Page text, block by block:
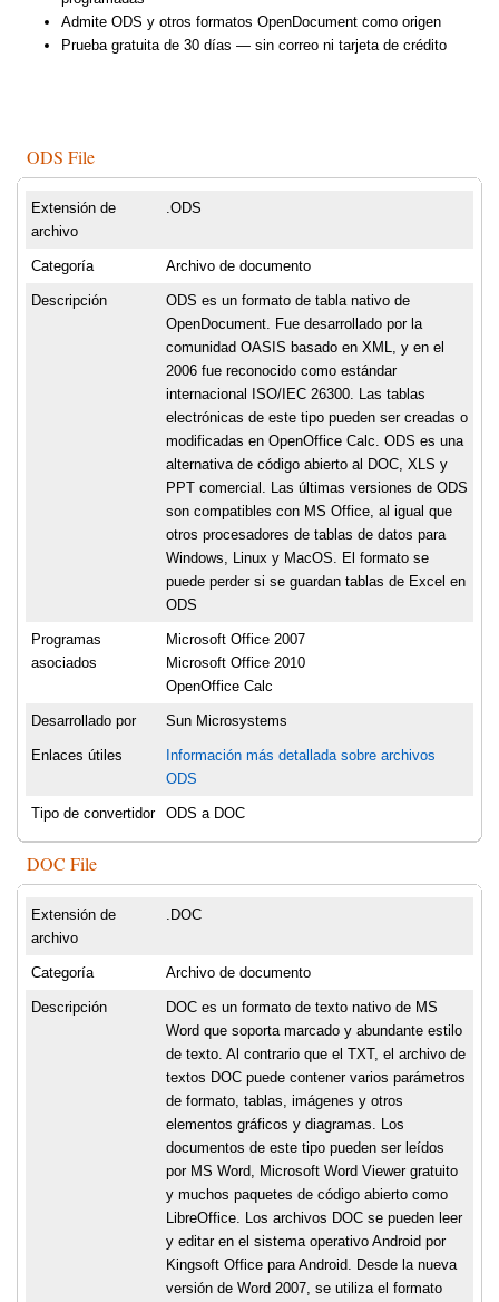
Admite ODS y otros formatos OpenDocument como origen
Prueba gratuita de 30 días — sin correo ni tarjeta de crédito
ODS File
Extensión de
archivo
.ODS
Categoría Archivo de documento
Descripción
ODS es un formato de tabla nativo de
OpenDocument. Fue desarrollado por la
comunidad OASIS basado en XML, y en el
2006 fue reconocido como estándar
internacional ISO/IEC 26300. Las tablas
electrónicas de este tipo pueden ser creadas o
modificadas en OpenOffice Calc. ODS es una
alternativa de código abierto al DOC, XLS y
PPT comercial. Las últimas versiones de ODS
son compatibles con MS Office, al igual que
otros procesadores de tablas de datos para
Windows, Linux y MacOS. El formato se
puede perder si se guardan tablas de Excel en
ODS
Programas
asociados
Microsoft Office 2007
Microsoft Office 2010
OpenOffice Calc
Desarrollado por Sun Microsystems
Enlaces útiles
Información más detallada sobre archivos
ODS
Tipo de convertidor ODS a DOC
DOC File
Extensión de
archivo
.DOC
Categoría Archivo de documento
Descripción
DOC es un formato de texto nativo de MS
Word que soporta marcado y abundante estilo
de texto. Al contrario que el TXT, el archivo de
textos DOC puede contener varios parámetros
de formato, tablas, imágenes y otros
elementos gráficos y diagramas. Los
documentos de este tipo pueden ser leídos
por MS Word, Microsoft Word Viewer gratuito
y muchos paquetes de código abierto como
LibreOffice. Los archivos DOC se pueden leer
y editar en el sistema operativo Android por
Kingsoft Office para Android. Desde la nueva
versión de Word 2007, se utiliza el formato